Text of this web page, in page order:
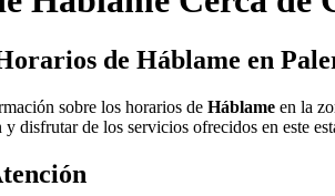
de Háblame en
sobre los horarios de Háblame en la
disfrutar de los servicios ofrecidos en este